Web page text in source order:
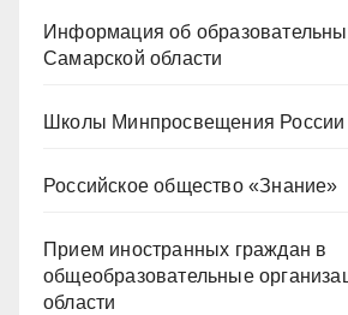
Информация об
Самарской области
Школы Минпросвещения России
Российское общество «Знание»
Прием иностранных граждан в
общеобразовательные
области